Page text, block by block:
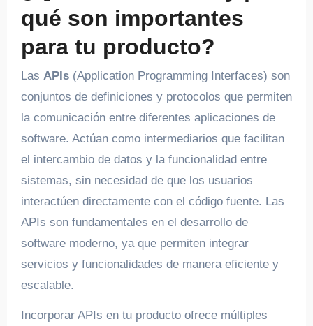
qué son importantes
para tu producto?
Las APIs(Application Programming Interfaces) son
conjuntos de definiciones y protocolos que permiten
la comunicación entre diferentes aplicaciones de
software. Actúan como intermediarios que facilitan
el intercambio de datos y la funcionalidad entre
sistemas, sin necesidad de que los usuarios
interactúen directamente con el código fuente. Las
APIs son fundamentales en el desarrollo de
software moderno, ya que permiten integrar
servicios y funcionalidades de manera eficiente y
escalable.
Incorporar APIs en tu producto ofrece múltiples